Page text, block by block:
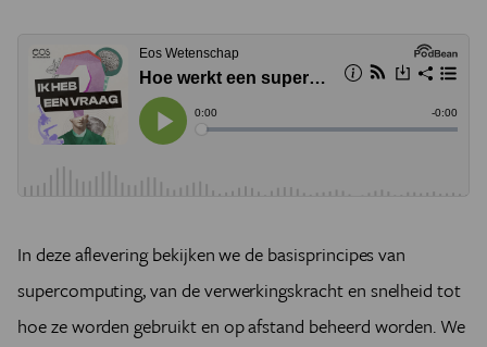
In deze aflevering bekijken we de basisprincipes van
supercomputing, van de verwerkingskracht en snelheid tot
hoe ze worden gebruikt en op afstand beheerd worden. We